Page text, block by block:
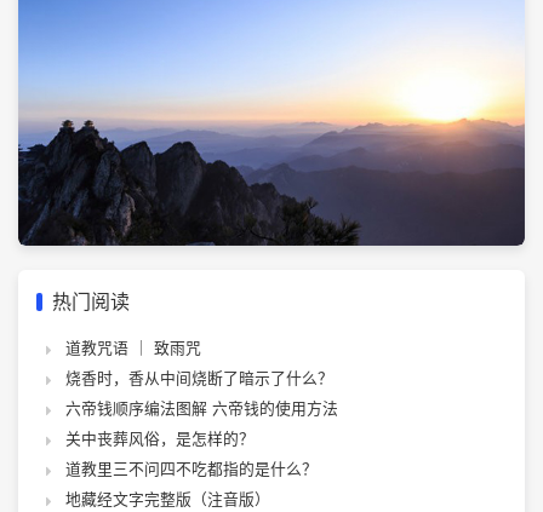
热门阅读
道教咒语 ｜ 致雨咒
烧香时，香从中间烧断了暗示了什么？
六帝钱顺序编法图解 六帝钱的使用方法
关中丧葬风俗，是怎样的？
道教里三不问四不吃都指的是什么？
地藏经文字完整版（注音版）